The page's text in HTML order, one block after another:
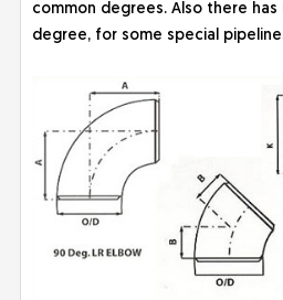
common degrees. Also there has
degree, for some special